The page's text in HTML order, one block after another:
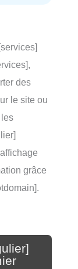
des
le site ou
grâce